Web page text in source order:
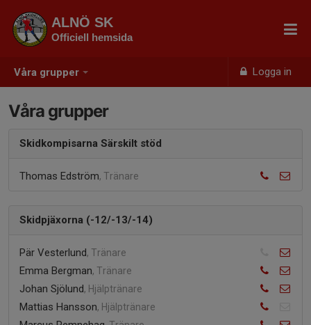
Våra grupper Logga in
ALNÖ SK
Officiell hemsida
Våra grupper
Skidkompisarna Särskilt stöd
Thomas Edström, Tränare
Skidpjäxorna (-12/-13/-14)
Pär Vesterlund, Tränare
Emma Bergman, Tränare
Johan Sjölund, Hjälptränare
Mattias Hansson, Hjälptränare